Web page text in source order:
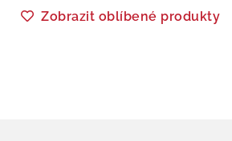
Zobrazit oblíbené produkty